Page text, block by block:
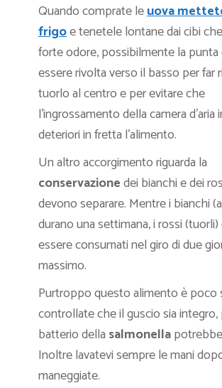
Quando comprate leuova
frigoe tenetele lontane dai cibi
forte odore, possibilmente la punta
essere rivolta verso il basso per far
tuorlo al centro e per evitare che
l’ingrossamento della camera d’aria
deteriori in fretta l’alimento.
Un altro accorgimento riguarda la
conservazionedei bianchi e dei
devono separare. Mentre i bianchi
durano una settimana, i rossi
essere consumati nel giro di due
massimo.
Purtroppo questo alimento è poco
controllate che il guscio sia integro,
batterio della salmonella
Inoltre lavatevi sempre le mani
maneggiate.